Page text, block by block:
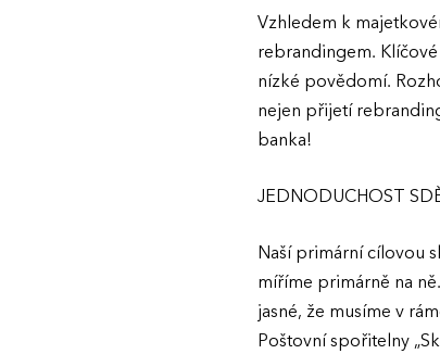
Vzhledem k
rebrandingem.
nízké povědomí.
nejen přijetí
banka!
JEDNODUCHOST
Naší primární cílovou
míříme primárně na
jasné, že musíme v
Poštovní spořitelny